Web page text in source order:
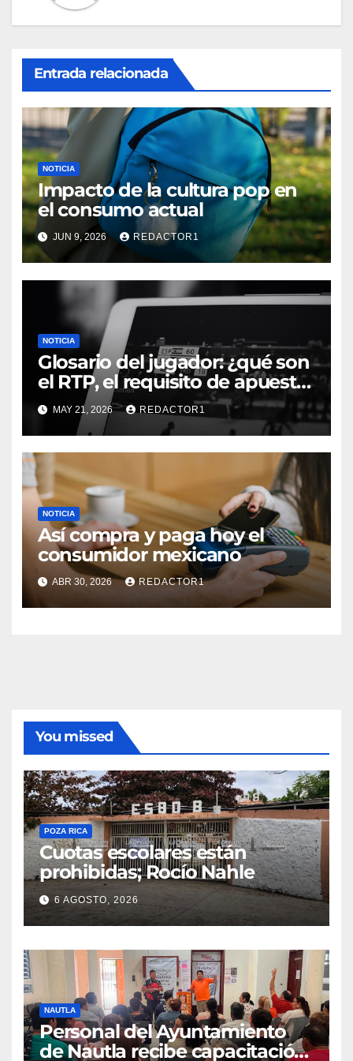
Entrada relacionada
NOTICIA
Impacto de la cultura pop en
el consumo actual
JUN 9, 2026 REDACTOR1
NOTICIA
Glosario del jugador: ¿qué son
el RTP, el requisito de apuesta,
los giros gratis y la volatilidad?
MAY 21, 2026 REDACTOR1
NOTICIA
Así compra y paga hoy el
consumidor mexicano
ABR 30, 2026 REDACTOR1
You missed
POZA RICA
Cuotas escolares están
prohibidas; Rocío Nahle
6 AGOSTO, 2026
NAUTLA
Personal del Ayuntamiento
de Nautla recibe capacitación